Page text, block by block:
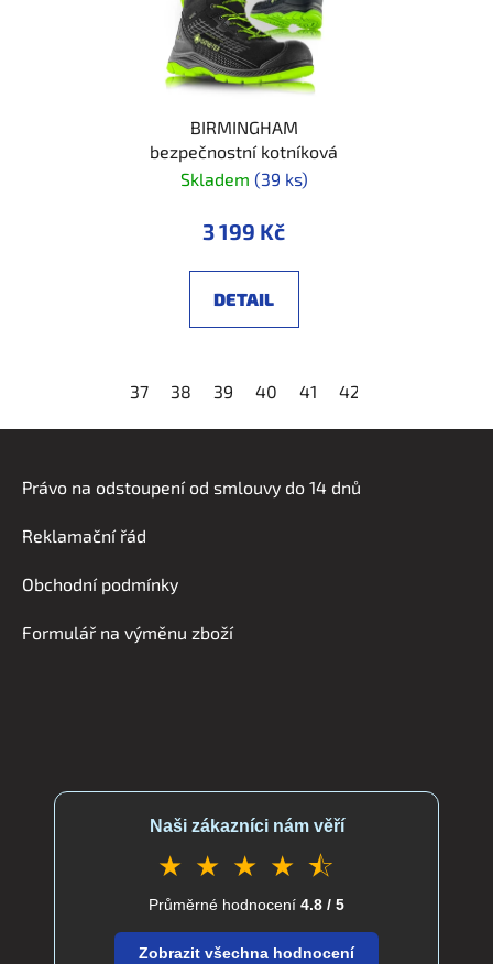
BIRMINGHAM
bezpečnostní kotníková
Skladem (39 ks)
3 199 Kč
DETAIL
37 38 39 40 41 42
Právo na odstoupení od smlouvy do 14 dnů
Reklamační řád
Obchodní podmínky
Formulář na výměnu zboží
Naši zákazníci nám věří
★ ★ ★ ★ ⯪
Průměrné hodnocení 4.8 / 5
Zobrazit všechna hodnocení